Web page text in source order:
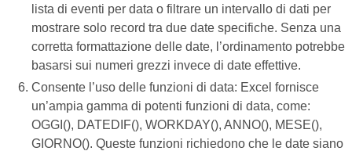
lista di eventi per data o filtrare un intervallo di dati per
mostrare solo record tra due date specifiche. Senza una
corretta formattazione delle date, l’ordinamento potrebbe
basarsi sui numeri grezzi invece di date effettive.
Consente l’uso delle funzioni di data: Excel fornisce
un’ampia gamma di potenti funzioni di data, come:
OGGI(), DATEDIF(), WORKDAY(), ANNO(), MESE(),
GIORNO(). Queste funzioni richiedono che le date siano